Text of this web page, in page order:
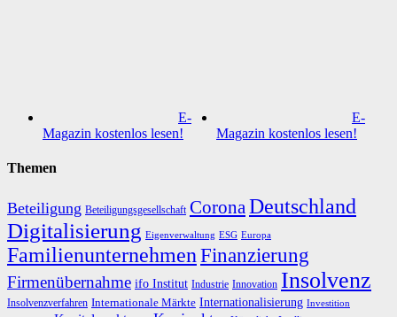
E-
Magazin kostenlos lesen!
E-
Magazin kostenlos lesen!
Themen
Beteiligung Beteiligungsgesellschaft CoronaDeutschland
Digitalisierung Eigenverwaltung ESG Europa
Familienunternehmen Finanzierung
Firmenübernahme ifo Institut Industrie Innovation Insolvenz
Insolvenzverfahren Internationale Märkte Internationalisierung Investition